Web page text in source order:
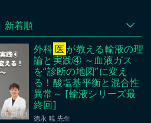
新着順
00:28:03
外科 医 が教える輸液の理
論と実践④ ～血液ガス
を“診断の地図”に変え
る！酸塩基平衡と混合性
異常～ [輸液シリーズ最
終回]
德永 暁 先生